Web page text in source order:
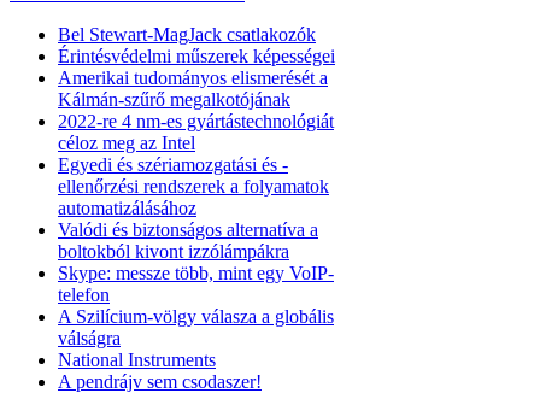
Bel Stewart-MagJack csatlakozók
Érintésvédelmi műszerek képességei
Amerikai tudományos elismerését a
Kálmán-szűrő megalkotójának
2022-re 4 nm-es gyártástechnológiát
céloz meg az Intel
Egyedi és szériamozgatási és -
ellenőrzési rendszerek a folyamatok
automatizálásához
Valódi és biztonságos alternatíva a
boltokból kivont izzólámpákra
Skype: messze több, mint egy VoIP-
telefon
A Szilícium-völgy válasza a globális
válságra
National Instruments
A pendrájv sem csodaszer!